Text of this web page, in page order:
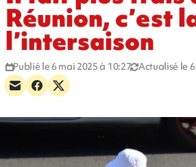
Réunion, c’est
l’intersaison
Publié le 6 mai 2025 à 10:27 Actualisé le